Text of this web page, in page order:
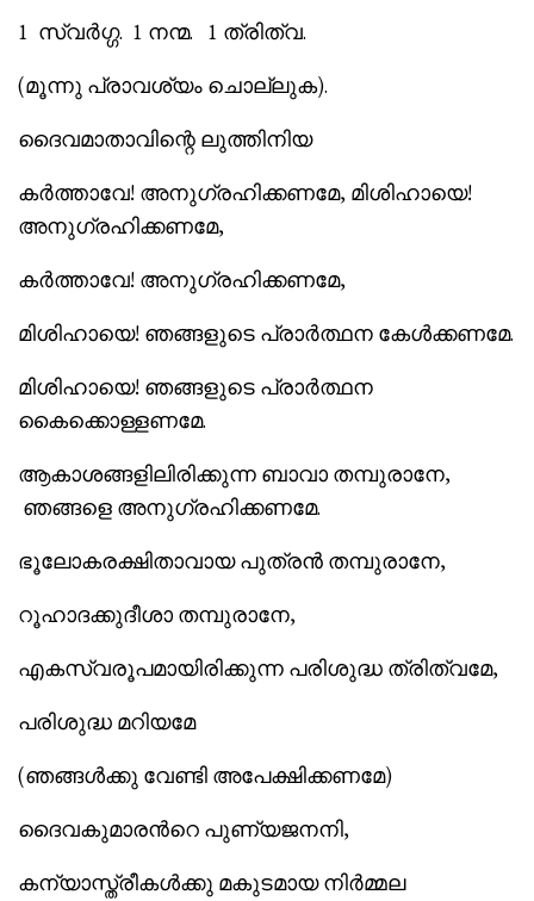
1 സ്വര്‍ഗ്ഗ. 1 നന്മ. 1 ത്രിത്വ.
(മൂന്നു പ്രാവശ്യം ചൊല്ലുക).
ദൈവമാതാവിന്റെ ലുത്തിനിയ
കര്‍ത്താവേ! അനുഗ്രഹിക്കണമേ, മിശിഹായെ!
അനുഗ്രഹിക്കണമേ,
കര്‍ത്താവേ! അനുഗ്രഹിക്കണമേ,
മിശിഹായെ! ഞങ്ങളുടെ പ്രാര്‍ത്ഥന കേള്‍ക്കണമേ.
മിശിഹായെ! ഞങ്ങളുടെ പ്രാര്‍ത്ഥന
കൈക്കൊള്ളണമേ.
ആകാശങ്ങളിലിരിക്കുന്ന ബാവാ തമ്പുരാനേ,
ഞങ്ങളെ അനുഗ്രഹിക്കണമേ.
ഭൂലോകരക്ഷിതാവായ പുത്രന്‍ തമ്പുരാനേ,
റൂഹാദക്കുദീശാ തമ്പുരാനേ,
എകസ്വരൂപമായിരിക്കുന്ന പരിശുദ്ധ ത്രിത്വമേ,
പരിശുദ്ധ മറിയമേ
(ഞങ്ങള്‍ക്കു വേണ്ടി അപേക്ഷിക്കണമേ)
ദൈവകുമാരന്‍റെ പുണ്യജനനി,
കന്യാസ്ത്രീകള്‍ക്കു മകുടമായ നിര്‍മ്മല